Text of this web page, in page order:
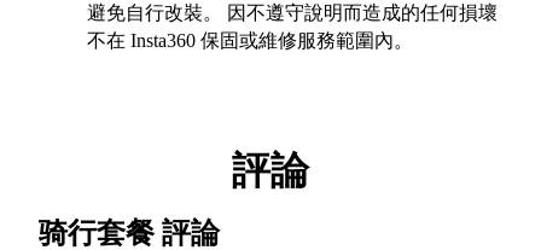
避免自行改裝。 因不遵守說明而造成的任何損壞
不在 Insta360 保固或維修服務範圍內。
評論
骑行套餐 評論